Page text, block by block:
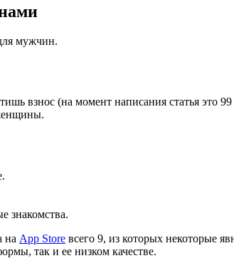
мужчин.
взнос (на момент написания статья это
знакомства.
на App Store всего 9, из которых некоторые
так и ее низком качестве.